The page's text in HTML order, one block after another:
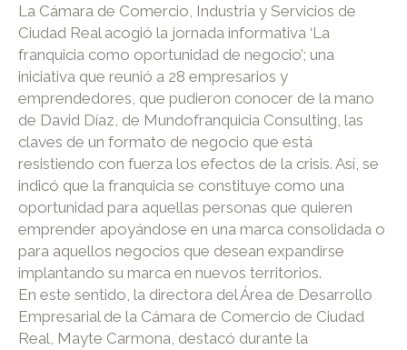
La Cámara de Comercio, Industria y Servicios de
Ciudad Real acogió la jornada informativa ‘La
franquicia como oportunidad de negocio’; una
iniciativa que reunió a 28 empresarios y
emprendedores, que pudieron conocer de la mano
de David Díaz, de Mundofranquicia Consulting, las
claves de un formato de negocio que está
resistiendo con fuerza los efectos de la crisis. Así, se
indicó que la franquicia se constituye como una
oportunidad para aquellas personas que quieren
emprender apoyándose en una marca consolidada o
para aquellos negocios que desean expandirse
implantando su marca en nuevos territorios.
En este sentido, la directora del Área de Desarrollo
Empresarial de la Cámara de Comercio de Ciudad
Real, Mayte Carmona, destacó durante la